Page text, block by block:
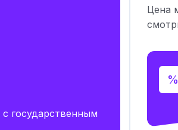
государственным
Цена